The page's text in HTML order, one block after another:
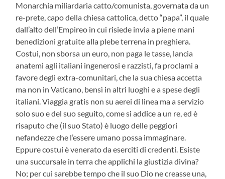
Monarchia miliardaria catto/comunista, governata da un
re-prete, capo della chiesa cattolica, detto “papa”, il quale
dall’alto dell’Empireo in cui risiede invia a piene mani
benedizioni gratuite alla plebe terrena in preghiera.
Costui, non sborsa un euro, non paga le tasse, lancia
anatemi agli italiani ingenerosi e razzisti, fa proclami a
favore degli extra-comunitari, che la sua chiesa accetta
ma non in Vaticano, bensì in altri luoghi e a spese degli
italiani. Viaggia gratis non su aerei di linea ma a servizio
solo suo e del suo seguito, come si addice a un re, ed è
risaputo che (il suo Stato) è luogo delle peggiori
nefandezze che l’essere umano possa immaginare.
Eppure costui è venerato da eserciti di credenti. Esiste
una succursale in terra che applichi la giustizia divina?
No; per cui sarebbe tempo che il suo Dio ne creasse una,